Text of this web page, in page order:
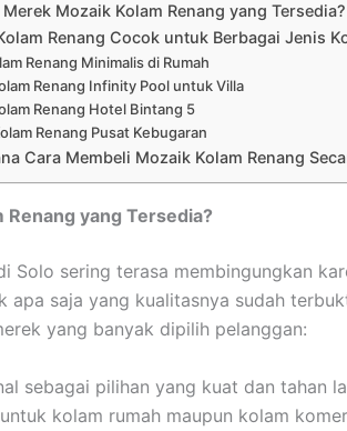
Merek Mozaik Kolam Renang yang Tersedia?
Renang Cocok untuk Berbagai Jenis
Renang Minimalis di Rumah
Renang Infinity Pool untuk Villa
Renang Hotel Bintang 5
Renang Pusat Kebugaran
Cara Membeli Mozaik Kolam Renang
Renang yang Tersedia?
Solo sering terasa membingungkan
apa saja yang kualitasnya sudah
yang banyak dipilih pelanggan:
sebagai pilihan yang kuat dan tahan
kolam rumah maupun kolam